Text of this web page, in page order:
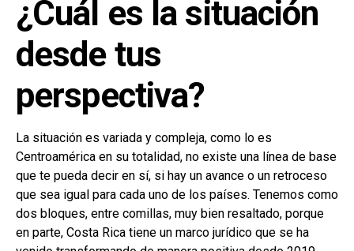
¿Cuál es la situación
desde tus
perspectiva?
La situación es variada y compleja, como lo es
Centroamérica en su totalidad, no existe una línea de base
que te pueda decir en sí, si hay un avance o un retroceso
que sea igual para cada uno de los países. Tenemos como
dos bloques, entre comillas, muy bien resaltado, porque
en parte, Costa Rica tiene un marco jurídico que se ha